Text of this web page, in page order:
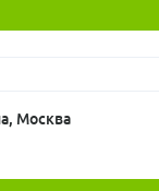
Москва